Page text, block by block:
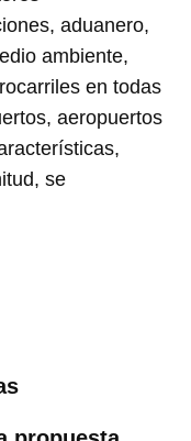
aduanero,
ambiente,
en todas
aeropuertos
se